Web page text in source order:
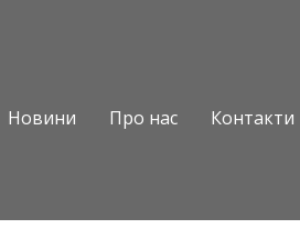
Новини Про нас Контакти